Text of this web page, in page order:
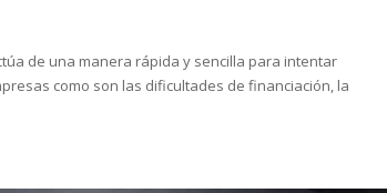
de una manera rápida y sencilla para intentar
como son las dificultades de financiación, la